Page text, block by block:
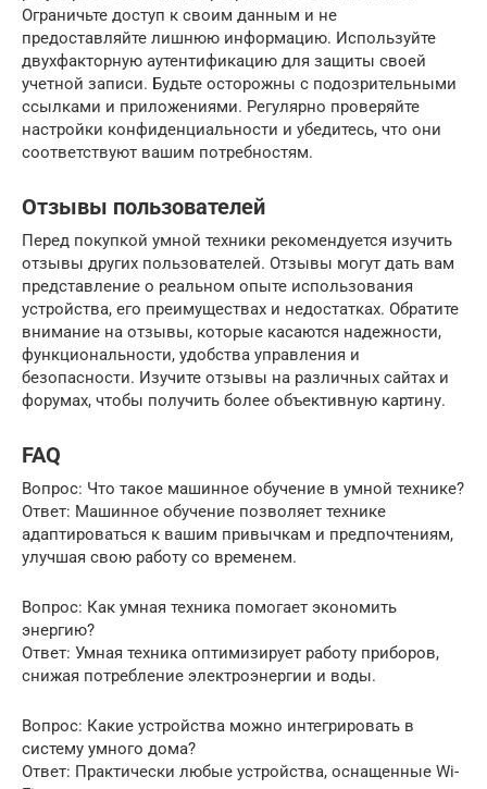
Ограничьте доступ к своим данным и не
предоставляйте лишнюю информацию. Используйте
двухфакторную аутентификацию для защиты своей
учетной записи. Будьте осторожны с подозрительными
ссылками и приложениями. Регулярно проверяйте
настройки конфиденциальности и убедитесь, что они
соответствуют вашим потребностям.
Отзывы пользователей
Перед покупкой умной техники рекомендуется изучить
отзывы других пользователей. Отзывы могут дать вам
представление о реальном опыте использования
устройства, его преимуществах и недостатках. Обратите
внимание на отзывы, которые касаются надежности,
функциональности, удобства управления и
безопасности. Изучите отзывы на различных сайтах и
форумах, чтобы получить более объективную картину.
FAQ
Вопрос: Что такое машинное обучение в умной технике?
Ответ: Машинное обучение позволяет технике
адаптироваться к вашим привычкам и предпочтениям,
улучшая свою работу со временем.
Вопрос: Как умная техника помогает экономить
энергию?
Ответ: Умная техника оптимизирует работу приборов,
снижая потребление электроэнергии и воды.
Вопрос: Какие устройства можно интегрировать в
систему умного дома?
Ответ: Практически любые устройства, оснащенные Wi-